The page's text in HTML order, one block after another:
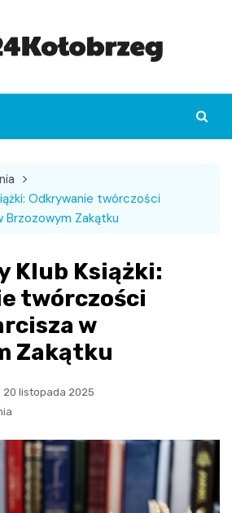
Odkrywanie twórczości
Brzozowym Zakątku
Klub Książki:
twórczości
w
Zakątku
20 listopada 2025